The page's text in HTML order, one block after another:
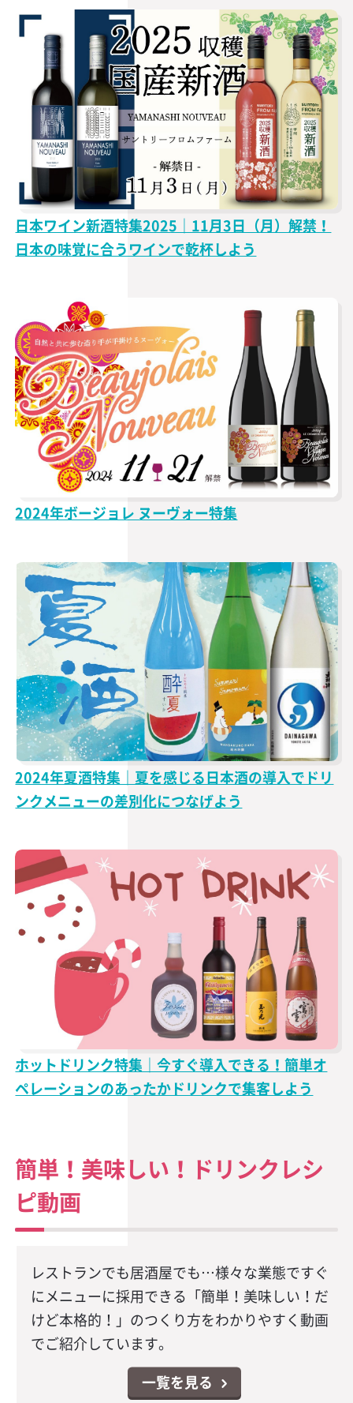
日本ワイン新酒特集2025｜11月3日（月）解禁！
日本の味覚に合うワインで乾杯しよう
2024年ボージョレ ヌーヴォー特集
2024年夏酒特集｜夏を感じる日本酒の導入でドリ
ンクメニューの差別化につなげよう
ホットドリンク特集｜今すぐ導入できる！簡単オ
ペレーションのあったかドリンクで集客しよう
簡単！美味しい！ドリンクレシ
ピ動画
レストランでも居酒屋でも…様々な業態ですぐ
にメニューに採用できる「簡単！美味しい！だ
けど本格的！」のつくり方をわかりやすく動画
でご紹介しています。
一覧を見る